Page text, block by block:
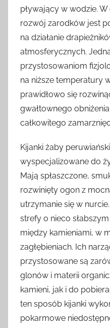
pływający w wodzie.
rozwój zarodków jest
na działanie
atmosferycznych.
przystosowaniom
na niższe temperatury
prawidłowo się
gwałtownego
całkowitego
Kijanki żaby
wyspecjalizowane do
Mają spłaszczone,
rozwinięty ogon z
utrzymanie się w
strefy o nieco
między kamieniami, w
zagłębieniach. Ich
przystosowane są
glonów i materii
kamieni, jak i do
ten sposób kijanki
pokarmowe